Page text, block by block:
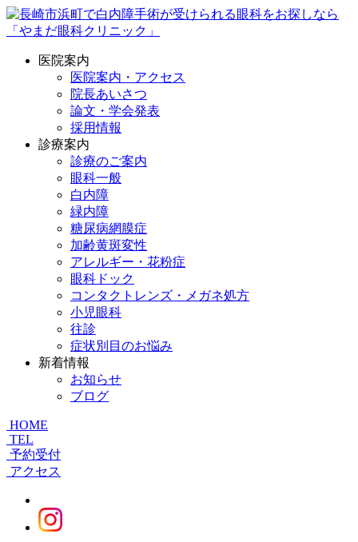
医院案内
医院案内・アクセス
院長あいさつ
論文・学会発表
採用情報
診療案内
診療のご案内
眼科一般
白内障
緑内障
糖尿病網膜症
加齢黄斑変性
アレルギー・花粉症
眼科ドック
コンタクトレンズ・メガネ処方
小児眼科
往診
症状別目のお悩み
新着情報
お知らせ
ブログ
HOME
TEL
予約受付
アクセス